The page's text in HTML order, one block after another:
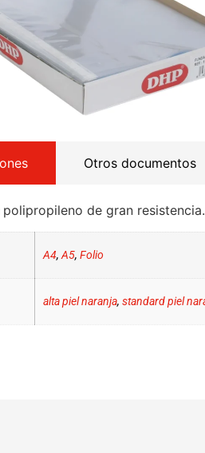
Otros documentos
polipropileno de gran resistencia.
A4,A5, Folio
alta piel naranja, standard piel